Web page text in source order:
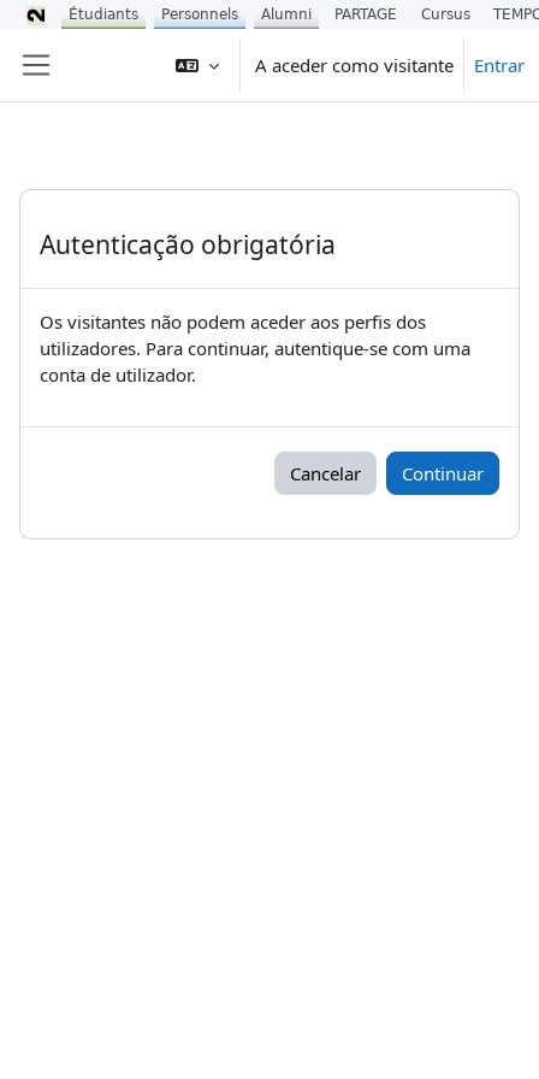
A aceder como visitante Entrar
Autenticação obrigatória
Os visitantes não podem aceder aos perfis dos
utilizadores. Para continuar, autentique-se com uma
conta de utilizador.
Cancelar Continuar
Étudiants Personnels Alumni PARTAGE Cursus